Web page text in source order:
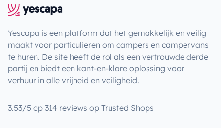
Yescapa is een platform dat het gemakkelijk en veilig
maakt voor particulieren om campers en campervans
te huren. De site heeft de rol als een vertrouwde derde
partij en biedt een kant-en-klare oplossing voor
verhuur in alle vrijheid en veiligheid.
3.53/5 op 314 reviews op Trusted Shops